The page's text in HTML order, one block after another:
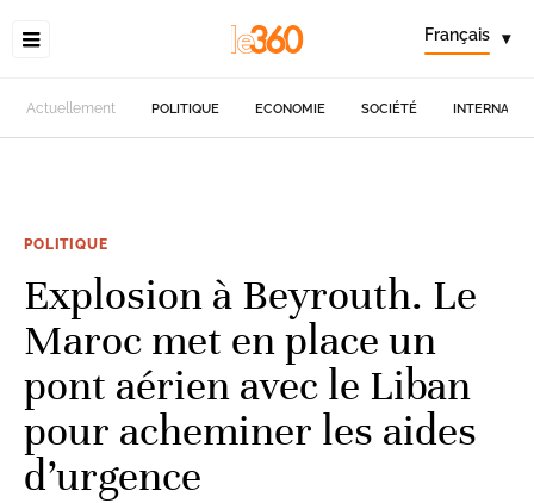
Français ▾
Actuellement POLITIQUE ECONOMIE SOCIÉTÉ
POLITIQUE
Explosion à Beyrouth. Le
Maroc met en place un
pont aérien avec le Liban
pour acheminer les aides
d’urgence